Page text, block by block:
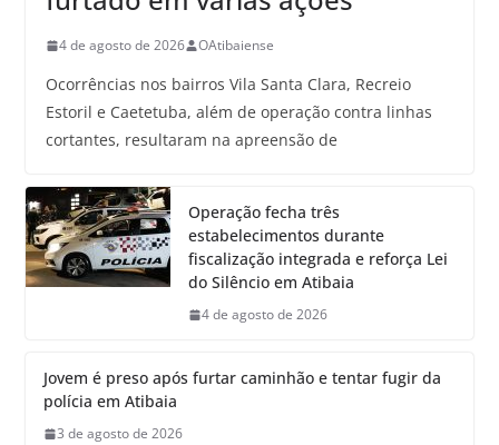
4 de agosto de 2026 OAtibaiense
Ocorrências nos bairros Vila Santa Clara, Recreio
Estoril e Caetetuba, além de operação contra linhas
cortantes, resultaram na apreensão de
Operação fecha três
estabelecimentos durante
fiscalização integrada e reforça Lei
do Silêncio em Atibaia
4 de agosto de 2026
Jovem é preso após furtar caminhão e tentar fugir da
polícia em Atibaia
3 de agosto de 2026